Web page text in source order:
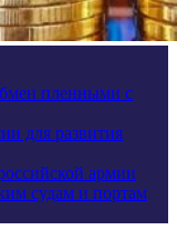
пленными с
для развития
армии
судам и портам